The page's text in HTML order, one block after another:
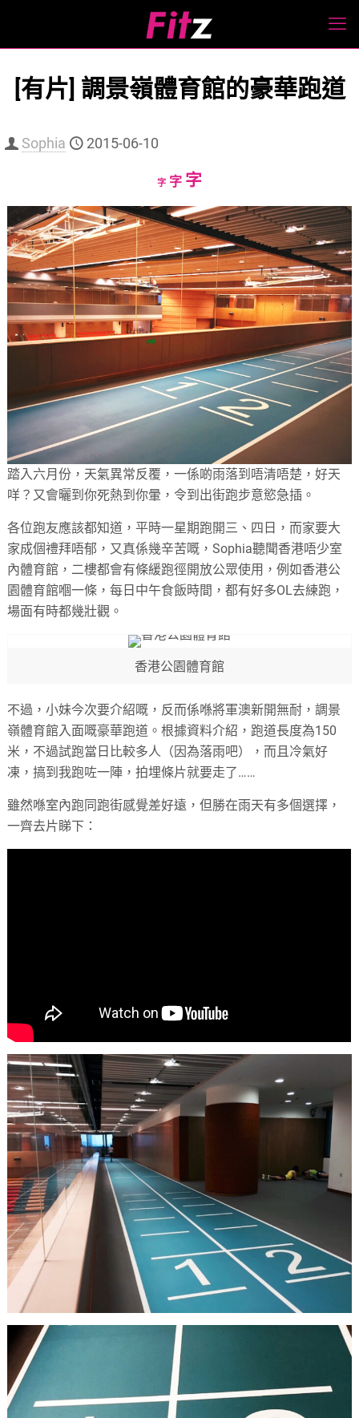
[有片] 調景嶺體育館的豪華跑道
Sophia 2015-06-10
字Decrease
size.
字Reset
size.
字Increase
size.
踏入六月份，天氣異常反覆，一係啲雨落到唔清唔楚，好天
咩？又會曬到你死熱到你暈，令到出街跑步意慾急插。
各位跑友應該都知道，平時一星期跑開三、四日，而家要大
家成個禮拜唔郁，又真係幾辛苦嘅，Sophia聽聞香港唔少室
內體育館，二樓都會有條緩跑徑開放公眾使用，例如香港公
園體育館嗰一條，每日中午食飯時間，都有好多OL去練跑，
場面有時都幾壯觀。
香港公園體育館
不過，小妹今次要介紹嘅，反而係喺將軍澳新開無耐，調景
嶺體育館入面嘅豪華跑道。根據資料介紹，跑道長度為150
米，不過試跑當日比較多人（因為落雨吧），而且冷氣好
凍，搞到我跑咗一陣，拍埋條片就要走了……
雖然喺室內跑同跑街感覺差好遠，但勝在雨天有多個選擇，
一齊去片睇下：